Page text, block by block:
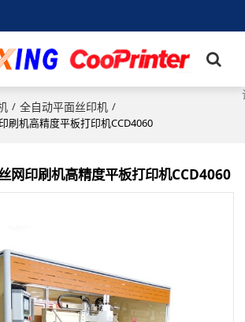
/ 全自动平面丝印机 /
刷机高精度平板打印机CCD4060
网印刷机高精度平板打印机CCD4060